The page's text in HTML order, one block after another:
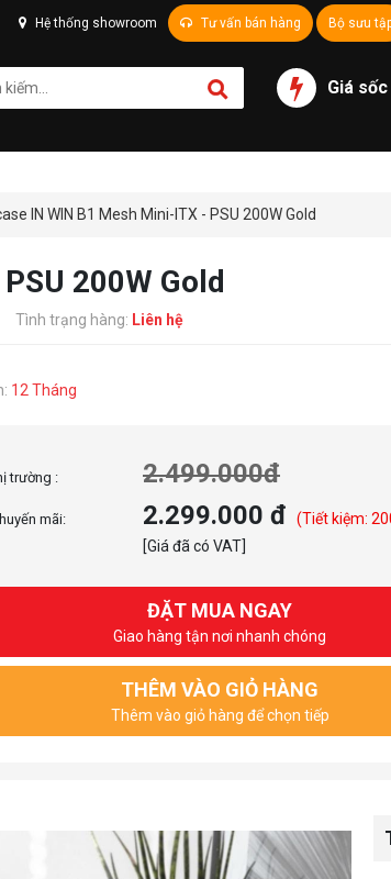
Hệ thống showroom Tư vấn bán hàng Bộ sưu
Giá sốc
IN WIN B1 Mesh Mini-ITX - PSU 200W Gold
200W Gold
Tình trạng hàng: Liên hệ
12 Tháng
trường : 2.499.000đ
mãi: 2.299.000 đ
(Tiết kiệm:
[Giá đã có VAT]
ĐẶT MUA NGAY
Giao hàng tận nơi nhanh chóng
THÊM VÀO GIỎ HÀNG
Thêm vào giỏ hàng để chọn tiếp